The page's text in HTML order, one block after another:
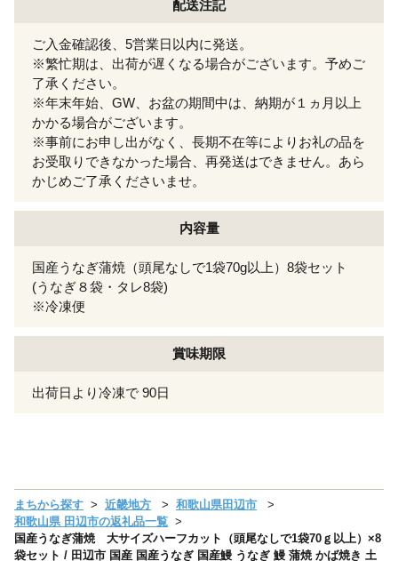
配送注記
ご入金確認後、5営業日以内に発送。
※繁忙期は、出荷が遅くなる場合がございます。予めご
了承ください。
※年末年始、GW、お盆の期間中は、納期が１ヵ月以上
かかる場合がございます。
※事前にお申し出がなく、長期不在等によりお礼の品を
お受取りできなかった場合、再発送はできません。あら
かじめご了承くださいませ。
内容量
国産うなぎ蒲焼（頭尾なしで1袋70g以上）8袋セット
(うなぎ８袋・タレ8袋)
※冷凍便
賞味期限
出荷日より冷凍で 90日
まちから探す 近畿地方
和歌山県田辺市
和歌山県 田辺市の返礼品一覧
国産うなぎ蒲焼 大サイズハーフカット（頭尾なしで1袋70ｇ以上）×8
袋セット / 田辺市 国産 国産うなぎ 国産鰻 うなぎ 鰻 蒲焼 かば焼き 土